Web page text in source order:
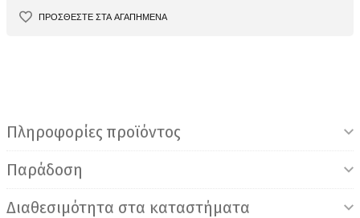
ΠΡΟΣΘΕΣΤΕ ΣΤΑ ΑΓΑΠΗΜΕΝΑ
Πληροφορίες προϊόντος
Παράδοση
Διαθεσιμότητα στα καταστήματα